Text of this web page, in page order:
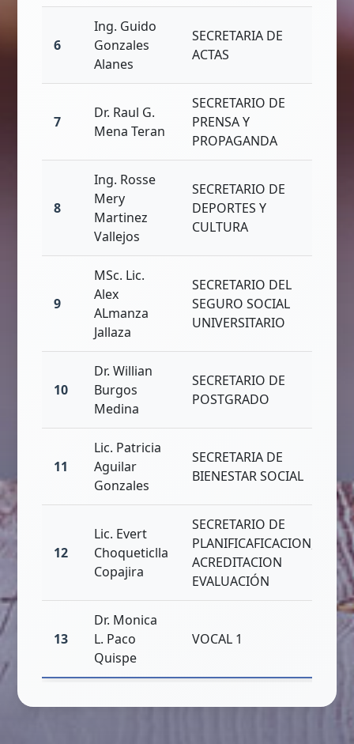
6
Ing. Guido
Gonzales
Alanes
SECRETARIA DE
ACTAS
7
Dr. Raul G.
Mena Teran
SECRETARIO DE
PRENSA Y
PROPAGANDA
8
Ing. Rosse
Mery
Martinez
Vallejos
SECRETARIO DE
DEPORTES Y
CULTURA
9
MSc. Lic.
Alex
ALmanza
Jallaza
SECRETARIO DEL
SEGURO SOCIAL
UNIVERSITARIO
10
Dr. Willian
Burgos
Medina
SECRETARIO DE
POSTGRADO
11
Lic. Patricia
Aguilar
Gonzales
SECRETARIA DE
BIENESTAR SOCIAL
12
Lic. Evert
Choqueticlla
Copajira
SECRETARIO DE
PLANIFICAFICACION,
ACREDITACION
EVALUACIÓN
13
Dr. Monica
L. Paco
Quispe
VOCAL 1